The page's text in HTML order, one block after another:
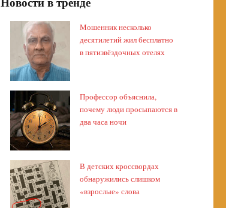
Мошенник несколько
десятилетий жил бесплатно
в пятизвёздочных отелях
Профессор объяснила,
почему люди просыпаются в
два часа ночи
В детских кроссвордах
обнаружились слишком
«взрослые» слова